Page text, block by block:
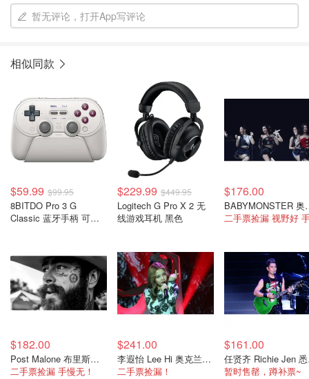
暂无评论，打开App写评论
相似同款
$59.99 $99.95
8BITDO Pro 3 G
Classic 蓝牙手柄 可换
$229.99 $449.95
Logitech G Pro X 2 无
线游戏耳机 黑色
$176.00
$182.00
Post Malone 布里斯班场 10月12日
二手票捡漏 手慢无！
$241.00
李遐怡 Lee Hi 奥克兰演唱会门票 9月2日
二手票捡漏！
$161.00
任
暂时售罄，蹲补票~